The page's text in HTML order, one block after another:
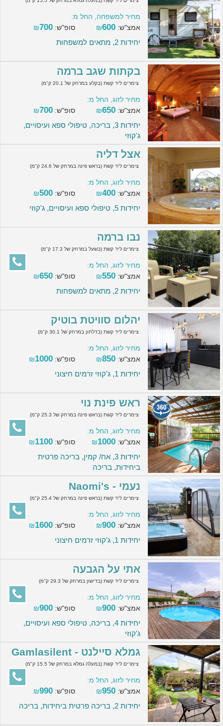
מחיר למשפחה, החל מ:
אמצ"ש:
₪600 סופ"ש: ₪700
יחידות 2, מתאים למשפחות
בקתות שגב ברמה
צימרים ליד קשת (בקלע במרחק של 20.1 ק"מ)
מחיר לזוג, החל מ:
אמצ"ש:
₪650 סופ"ש: ₪700
יחידות 3, בריכה, טיפולי ספא ועיסויים,
ג'קוזי
אצל דליה
צימרים ליד קשת (בראש פינה במרחק של 24.6 ק"מ)
מחיר לזוג, החל מ:
אמצ"ש:
₪400 סופ"ש: ₪500
יחידות 5, טיפולי ספא ועיסויים, ג'קוזי
נבו ברמה
צימרים ליד קשת (בשעל במרחק של 17.3 ק"מ)
מחיר לזוג, החל מ:
אמצ"ש:
₪550 סופ"ש: ₪650
יחידות 2, מתאים למשפחות
יהלום סוויטת בוטיק
צימרים ליד קשת (בדלתון במרחק של 30.1 ק"מ)
מחיר לזוג, החל מ:
אמצ"ש:
₪850 סופ"ש: ₪1000
יחידות 1, ג'קוזי זרמים חיצוני
ראש פינת נוי
צימרים ליד קשת (בראש פינה במרחק של 25.3 ק"מ)
מחיר לזוג, החל מ:
אמצ"ש:
₪1000 סופ"ש: ₪1100
יחידות 3, אח/ קמין, בריכה פרטית
ביחידות, בריכה
נעמי - Naomi's
צימרים ליד קשת (בראש פינה במרחק של 25.4 ק"מ)
מחיר לזוג, החל מ:
אמצ"ש:
₪900 סופ"ש: ₪1600
יחידות 1, ג'קוזי זרמים חיצוני
אתי על הגבעה
צימרים ליד קשת (בדישון במרחק של 29.3 ק"מ)
מחיר לזוג, החל מ:
אמצ"ש:
₪900 סופ"ש: ₪900
יחידות 4, בריכה, טיפולי ספא ועיסויים,
ג'קוזי
גמלא סיילנט - Gamlasilent
צימרים ליד קשת (במעלה גמלא במרחק של 15.5 ק"מ)
מחיר לזוג, החל מ:
אמצ"ש:
₪950 סופ"ש: ₪990
יחידות 2, בריכה פרטית ביחידות, בריכה